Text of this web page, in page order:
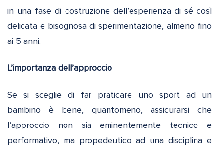
in una fase di costruzione dell’esperienza di sé così
delicata e bisognosa di sperimentazione, almeno fino
ai 5 anni.
L’importanza dell’approccio
Se si sceglie di far praticare uno sport ad un
bambino è bene, quantomeno, assicurarsi che
l’approccio non sia eminentemente tecnico e
performativo, ma propedeutico ad una disciplina e